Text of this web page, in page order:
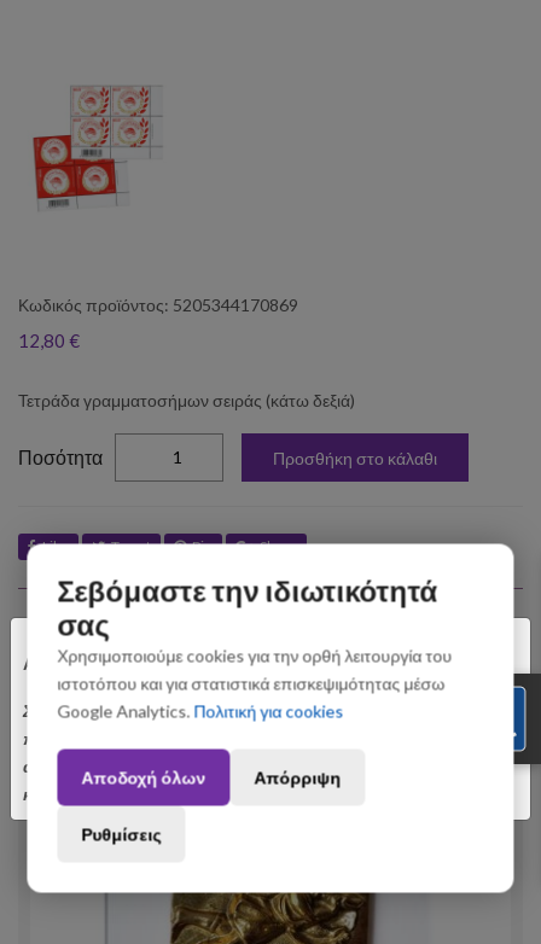
Αγαπητοί Πελάτες
Σας ενημερώνουμε ότι οι παραγγελίες που θα
πραγματοποιηθούν από 3 έως 31 Αυγούστου ενδέχεται να
αποσταλούν με σχετική καθυστέρηση. Ευχαριστούμε για την
κατανόηση.
Κωδικός προϊόντος: 5205344170869
12,80 €
Τετράδα γραμματοσήμων σειράς (κάτω δεξιά)
Ποσότητα Προσθήκη στο κάλαθι
Like Tweet Pin Share
Σχετικά Προϊόντα
Σεβόμαστε την ιδιωτικότητά
σας
Χρησιμοποιούμε cookies για την ορθή λειτουργία του
ιστοτόπου και για στατιστικά επισκεψιμότητας μέσω
Google Analytics. Πολιτική για cookies
Αποδοχή όλων Απόρριψη
Ρυθμίσεις